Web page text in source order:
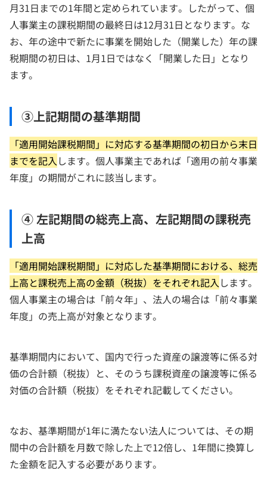
月31日までの1年間と定められています。したがって、個
人事業主の課税期間の最終日は12月31日となります。な
お、年の途中で新たに事業を開始した（開業した）年の課
税期間の初日は、1月1日ではなく「開業した日」となり
ます。
③上記期間の基準期間
「適用開始課税期間」に対応する基準期間の初日から末日
までを記入します。個人事業主であれば「適用の前々事業
年度」の期間がこれに該当します。
④ 左記期間の総売上高、左記期間の課税売
上高
「適用開始課税期間」に対応した基準期間における、総売
上高と課税売上高の金額（税抜）をそれぞれ記入します。
個人事業主の場合は「前々年」、法人の場合は「前々事業
年度」の売上高が対象となります。
基準期間内において、国内で行った資産の譲渡等に係る対
価の合計額（税抜）と、そのうち課税資産の譲渡等に係る
対価の合計額（税抜）をそれぞれ記載してください。
なお、基準期間が1年に満たない法人については、その期
間中の合計額を月数で除した上で12倍し、1年間に換算し
た金額を記入する必要があります。